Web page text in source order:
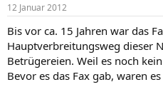
12 Januar 2012
Bis vor ca. 15 Jahren war das
Hauptverbreitungsweg dieser
Betrügereien. Weil es noch
Bevor es das Fax gab, waren